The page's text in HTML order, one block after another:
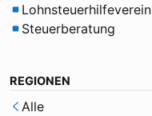
Lohnsteuerhilfeverein
Steuerberatung
REGIONEN
Alle